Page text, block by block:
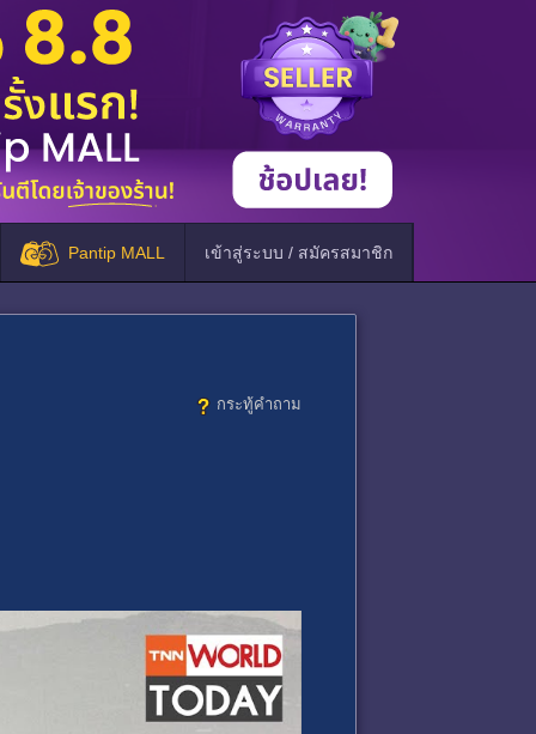
Pantip MALL เข้าสู่ระบบ / สมัครสมาชิก
กระทู้คำถาม